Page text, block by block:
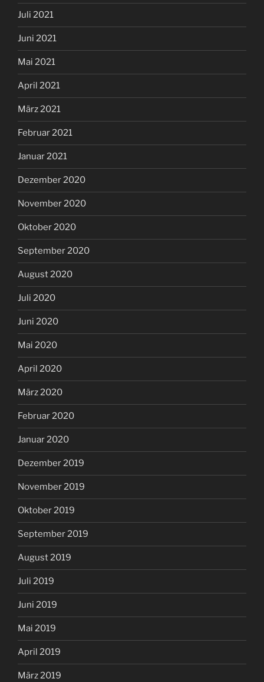
Juli 2021
Juni 2021
Mai 2021
April 2021
März 2021
Februar 2021
Januar 2021
Dezember 2020
November 2020
Oktober 2020
September 2020
August 2020
Juli 2020
Juni 2020
Mai 2020
April 2020
März 2020
Februar 2020
Januar 2020
Dezember 2019
November 2019
Oktober 2019
September 2019
August 2019
Juli 2019
Juni 2019
Mai 2019
April 2019
März 2019